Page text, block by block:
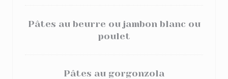
Pâtes au beurre ou jambon blanc ou
poulet
Pâtes au gorgonzola